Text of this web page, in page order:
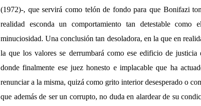
(1972)-, que servirá como telón de fondo para que Bonifazi
realidad esconda un comportamiento tan detestable
minuciosidad. Una conclusión tan desoladora, en la que en
la que los valores se derrumbará como ese edificio de justicia
donde finalmente ese juez honesto e implacable que ha
renunciar a la misma, quizá como grito interior desesperado o
que además de ser un corrupto, no duda en alardear de su